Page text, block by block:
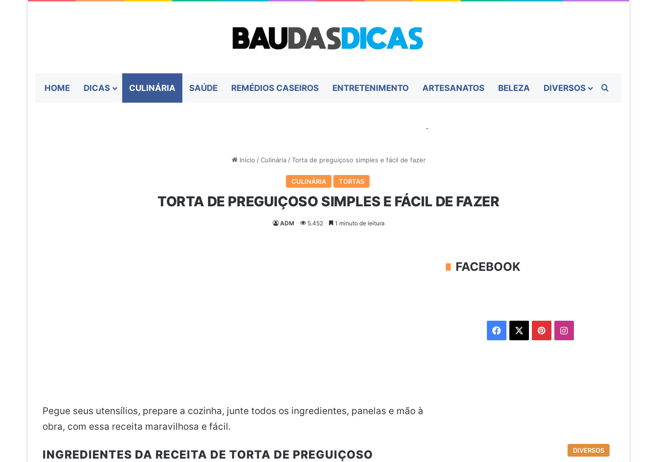
HOME DICAS CULINÁRIA SAÚDE REMÉDIOS CASEIROS ENTRETENIMENTO ARTESANATOS BELEZA DIVERSOS
-
Início / Culinária / Torta de preguiçoso simples e fácil de fazer
CULINÁRIA TORTAS
TORTA DE PREGUIÇOSO SIMPLES E FÁCIL DE FAZER
ADM 5.452 1 minuto de leitura
Pegue seus utensílios, prepare a cozinha, junte todos os ingredientes, panelas e mão à
obra, com essa receita maravilhosa e fácil.
INGREDIENTES DA RECEITA DE TORTA DE PREGUIÇOSO
FACEBOOK
Facebook PinterestInstagram
DIVERSOS